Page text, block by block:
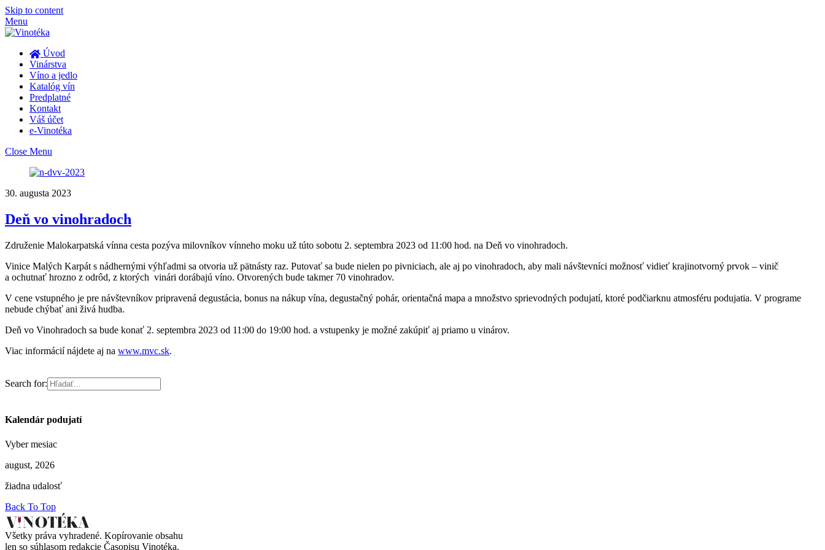
Skip to content
Menu
Úvod
Vinárstva
Víno a jedlo
Katalóg vín
Predplatné
Kontakt
Váš účet
e-Vinotéka
Close Menu
30. augusta 2023
Deň vo vinohradoch
Združenie Malokarpatská vínna cesta pozýva milovníkov vínneho moku už túto sobotu 2. septembra 2023 od 11:00 hod. na Deň vo vinohradoch.
Vinice Malých Karpát s nádhernými výhľadmi sa otvoria už pätnásty raz. Putovať sa bude nielen po pivniciach, ale aj po vinohradoch, aby mali návštevníci možnosť vidieť krajinotvorný prvok – vinič
a ochutnať hrozno z odrôd, z ktorých vinári dorábajú víno. Otvorených bude takmer 70 vinohradov.
V cene vstupného je pre návštevníkov pripravená degustácia, bonus na nákup vína, degustačný pohár, orientačná mapa a množstvo sprievodných podujatí, ktoré podčiarknu atmosféru podujatia. V programe
nebude chýbať ani živá hudba.
Deň vo Vinohradoch sa bude konať 2. septembra 2023 od 11:00 do 19:00 hod. a vstupenky je možné zakúpiť aj priamo u vinárov.
Viac informácií nájdete aj na www.mvc.sk.
Search for:
Kalendár podujatí
Vyber mesiac
august, 2026
žiadna udalosť
Back To Top
Všetky práva vyhradené. Kopírovanie obsahu
len so súhlasom redakcie Časopisu Vinotéka.